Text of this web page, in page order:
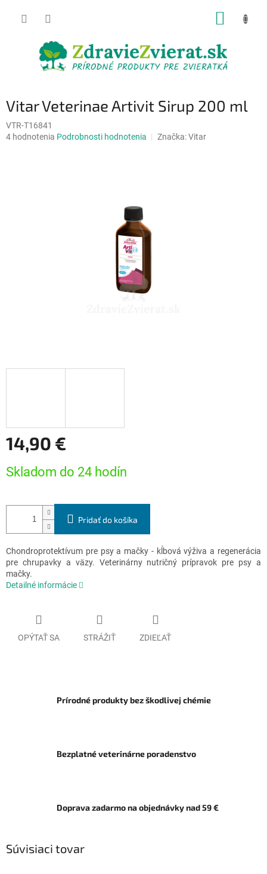
Vitar Veterinae Artivit Sirup 200 ml
VTR-T16841
Priemerné
4 hodnotenia Podrobnosti hodnotenia Značka:Vitar
14,90 €
cena:
Skladom do 24 hodín
Pridať do košíka
Chondroprotektívum pre psy a mačky - kĺbová výživa a regenerácia
pre chrupavky a väzy. Veterinárny nutričný prípravok pre psy a
mačky.
Detailné informácie
OPÝTAŤ SA STRÁŽIŤ ZDIEĽAŤ
Prírodné produkty bez škodlivej chémie
Bezplatné veterinárne poradenstvo
Doprava zadarmo na objednávky nad 59 €
Súvisiaci tovar